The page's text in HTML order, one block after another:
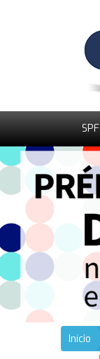
SPF
Início